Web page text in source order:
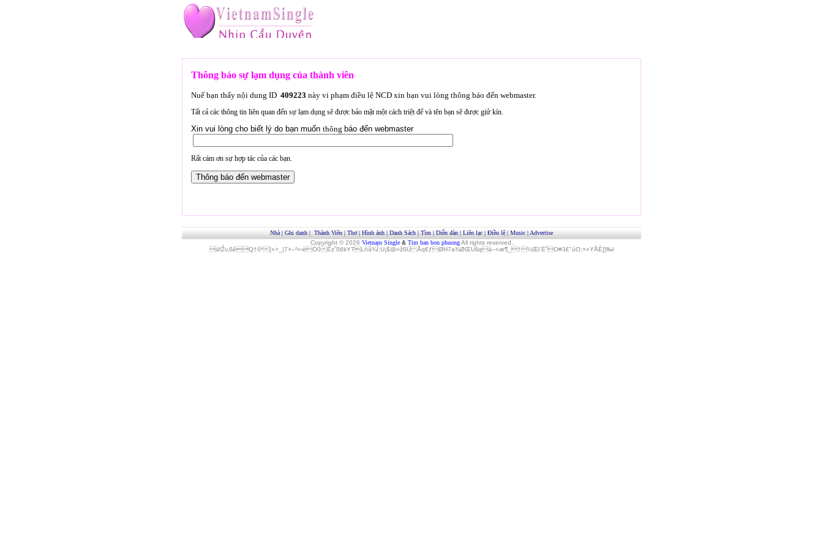
Thông báo sự lạm dụng của thành viên
Nuế bạn thấy nội dung ID 409223 này vi phạm điều lệ NCD xin bạn vui lòng thông báo đến webmaster.
Tất cả các thông tin liên quan đến sự lạm dụng sẽ được bảo mật một cách triệt để và tên bạn sẽ được giử kín.
Xin vui lòng cho biết lý do bạn muốn thông báo đến webmaster
Rất cám ơn sự hợp tác của các bạn.
Nhà | Ghi danh | Thành Viên | Thơ| Hình ảnh | Danh Sách | Tìm | Diễn đàn | Liên lạc | Điều lệ | Music | Advertise
Copyright © 2026 Vietnam Single& Tim ban bon phuong All rights reserved.
áfŽv‚ßêQ†ôª[»>_|7×–²»‹èÓ0Èz˜ß6kYTLñå¾Î:U¡$@«žßÜ Åq€ƒØH7a¾ØŒUšqà–«æ¶_†¼Œl¨ËˆO#3£"úO;×«Y­ÅÈ]}‰l